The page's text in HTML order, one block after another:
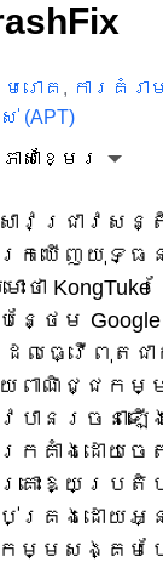
មេរោគ , ការគំរា
(APT)
ភាសាខ្មែរ
វជ្រាវសន្
កឃើញយុទ្ធន
ថា
ថែម Google
ែលធ្វើពុត
យពាណិជ្ជកម្
បានរចនាឡ
ាំងដោយចេ
ោះឱ្យប្រតិ
គ្រងដោយអ្
ម្មសង្គមបែ